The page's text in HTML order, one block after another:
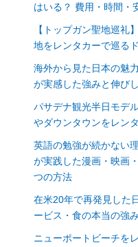
はいる？ 費用・時間・
【トップガン聖地巡礼
地をレンタカーで巡る
海外から見た日本の魅
が実感した強みと伸び
パサデナ観光半日モデ
やダウンタウンをレン
英語の勉強が続かない
が実践した漫画・映画
つの方法
在米20年で再発見した
ービス・食の本当の強
ニューポートビーチを